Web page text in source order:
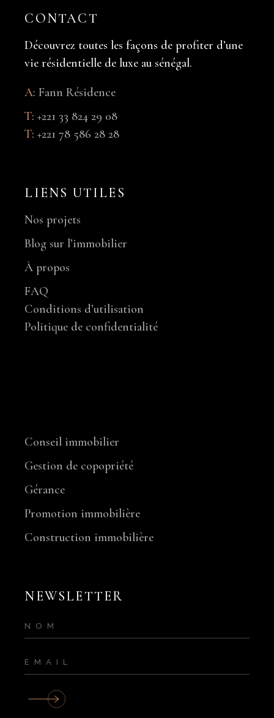
CONTACT
Découvrez toutes les façons de profiter d’une
vie résidentielle de luxe au sénégal.
A:Fann Résidence
T:+221 33 824 29 08
T:+221 78 586 28 28
LIENS UTILES
Nos projets
Blog sur l’immobilier
À propos
FAQ
Conditions d’utilisation
Politique de confidentialité
Conseil immobilier
Gestion de copopriété
Gérance
Promotion immobilière
Construction immobilière
NEWSLETTER